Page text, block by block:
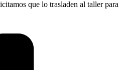
que lo trasladen al taller para